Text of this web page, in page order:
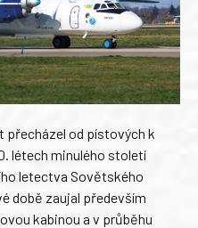
přecházel od pístových k
létech minulého století
letectva Sovětského
době zaujal především
kabinou a v průběhu